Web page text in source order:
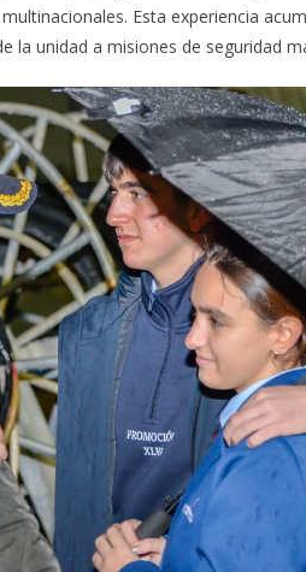
Esta experiencia
la unidad a misiones de seguridad